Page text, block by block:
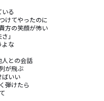
る
けてやったのに
方の笑顔が怖い
」
よな
人との会話
が飛ぶ
ばいい
弾けたら